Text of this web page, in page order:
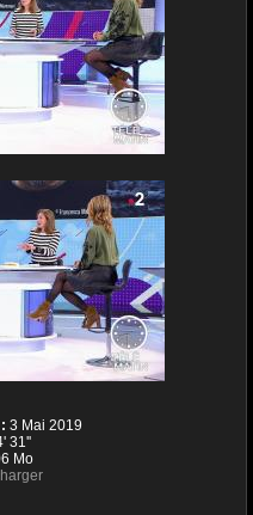
3 Mai 2019
31''
Mo